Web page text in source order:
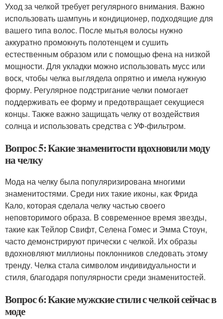
Уход за челкой требует регулярного внимания. Важно
использовать шампунь и кондиционер, подходящие для
вашего типа волос. После мытья волосы нужно
аккуратно промокнуть полотенцем и сушить
естественным образом или с помощью фена на низкой
мощности. Для укладки можно использовать мусс или
воск, чтобы челка выглядела опрятно и имела нужную
форму. Регулярное подстригание челки помогает
поддерживать ее форму и предотвращает секущиеся
концы. Также важно защищать челку от воздействия
солнца и использовать средства с УФ-фильтром.
Вопрос 5: Какие знаменитости вдохновили моду
на челку
Мода на челку была популяризирована многими
знаменитостями. Среди них такие иконы, как Фрида
Кало, которая сделала челку частью своего
неповторимого образа. В современное время звезды,
такие как Тейлор Свифт, Селена Гомес и Эмма Стоун,
часто демонстрируют прически с челкой. Их образы
вдохновляют миллионы поклонников следовать этому
тренду. Челка стала символом индивидуальности и
стиля, благодаря популярности среди знаменитостей.
Вопрос 6: Какие мужские стили с челкой сейчас в
моде